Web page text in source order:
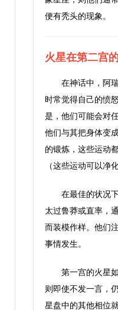
便有秃头的现象。
火星在第二宫
在神话中，阿
时常觉得自己的愤
是，他们可能会对
他们与其把身体变
的锻炼，这些运动
（这些运动可以净
在最佳的状况
太过鲁莽或直率，
而装模作样。他们
事情发生。
第一宫的火星
则即使不发一言，
星盘中的其他相位